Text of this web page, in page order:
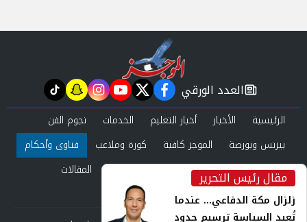
مقال رئيس التحرير
زلزال مكة الدفاعي... عندما
تُعيد السياسة ترسيم حدود
newspaper
العدد الورقي facebook
twitter
youtube
instagram
snapchat
tiktok
الرئيسية الأخبار أخبار التعليم الخدمات
نجوم الفن
بيزنس وبورصة
الموجز كافية كورة وملاعب
فتاوى وأحكام
صحة وجمال
عرب وعالم حوادث ومحاكم
المقالات
العدد الورقي